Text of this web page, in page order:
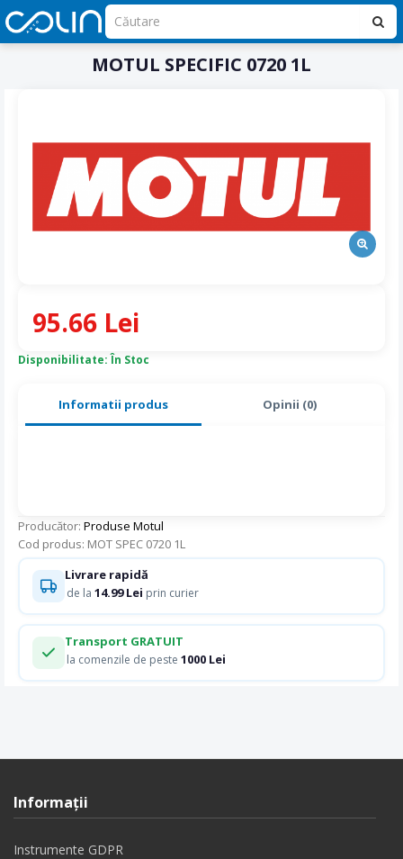
MOTUL SPECIFIC 0720 1L
Informatii produs Opinii (0)
Producător: Produse Motul
Cod produs: MOT SPEC 0720 1L
Disponibilitate: În Stoc
95.66 Lei
Livrare rapidă
de la 14.99 Lei prin curier
Transport GRATUIT
la comenzile de peste 1000 Lei
Informaţii
Instrumente GDPR